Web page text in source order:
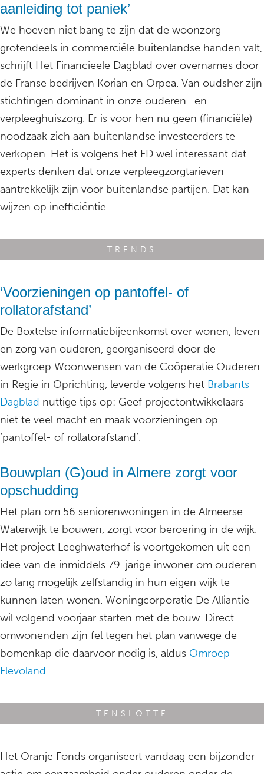
aanleiding tot paniek’
We hoeven niet bang te zijn dat de woonzorg
grotendeels in commerciële buitenlandse handen valt,
schrijft Het Financieele Dagblad over overnames door
de Franse bedrijven Korian en Orpea. Van oudsher zijn
stichtingen dominant in onze ouderen- en
verpleeghuiszorg. Er is voor hen nu geen (financiële)
noodzaak zich aan buitenlandse investeerders te
verkopen. Het is volgens het FD wel interessant dat
experts denken dat onze verpleegzorgtarieven
aantrekkelijk zijn voor buitenlandse partijen. Dat kan
wijzen op inefficiëntie.
TRENDS
‘Voorzieningen op pantoffel- of
rollatorafstand’
De Boxtelse informatiebijeenkomst over wonen, leven
en zorg van ouderen, georganiseerd door de
werkgroep Woonwensen van de Coöperatie Ouderen
in Regie in Oprichting, leverde volgens het Brabants
Dagblad nuttige tips op: Geef projectontwikkelaars
niet te veel macht en maak voorzieningen op
‘pantoffel- of rollatorafstand’.
Bouwplan (G)oud in Almere zorgt voor
opschudding
Het plan om 56 seniorenwoningen in de Almeerse
Waterwijk te bouwen, zorgt voor beroering in de wijk.
Het project Leeghwaterhof is voortgekomen uit een
idee van de inmiddels 79-jarige inwoner om ouderen
zo lang mogelijk zelfstandig in hun eigen wijk te
kunnen laten wonen. Woningcorporatie De Alliantie
wil volgend voorjaar starten met de bouw. Direct
omwonenden zijn fel tegen het plan vanwege de
bomenkap die daarvoor nodig is, aldus Omroep
Flevoland.
TENSLOTTE
Het Oranje Fonds organiseert vandaag een bijzonder